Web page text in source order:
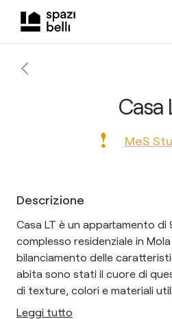
Casa
MeS
Descrizione
Casa LT è un appartamento di
complesso residenziale in
bilanciamento delle
abita sono stati il cuore di
di texture, colori e materiali
Leggi tutto